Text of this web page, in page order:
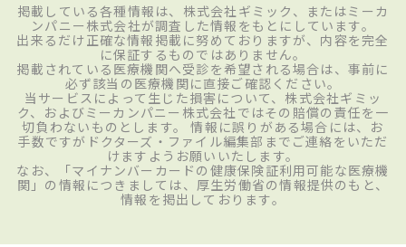
掲載している各種情報は、株式会社ギミック、またはミーカ
ンパニー株式会社が調査した情報をもとにしています。
出来るだけ正確な情報掲載に努めておりますが、内容を完全
に保証するものではありません。
掲載されている医療機関へ受診を希望される場合は、事前に
必ず該当の医療機関に直接ご確認ください。
当サービスによって生じた損害について、株式会社ギミッ
ク、およびミーカンパニー株式会社ではその賠償の責任を一
切負わないものとします。 情報に誤りがある場合には、お
手数ですがドクターズ・ファイル編集部までご連絡をいただ
けますようお願いいたします。
なお、「マイナンバーカードの健康保険証利用可能な医療機
関」の情報につきましては、厚生労働省の情報提供のもと、
情報を掲出しております。